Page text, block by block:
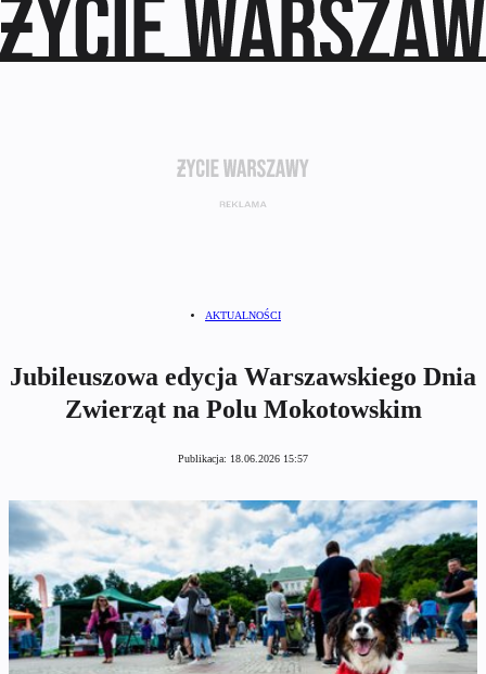
AKTUALNOŚCI
Jubileuszowa edycja Warszawskiego Dnia
Zwierząt na Polu Mokotowskim
Publikacja: 18.06.2026 15:57